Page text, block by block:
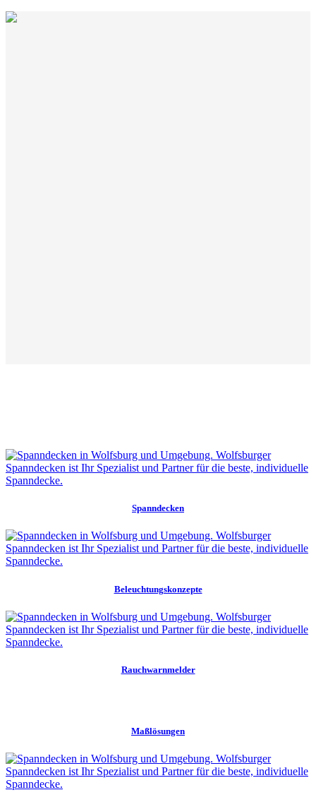
Spanndecken
Beleuchtungskonzepte
Rauchwarnmelder
Maßlösungen